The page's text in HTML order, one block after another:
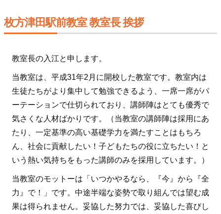
枚方津田駅前教室 教室長 挨拶
教室長の入江と申します。
当教室は、平成31年2月に開校した教室です。教室内は
生徒たちがより集中して勉強できるよう、一席一席がパ
ーテーションで仕切られており、講師陣はとても優秀で
気さくな人材ばかりです。（当教室の講師陣は採用にあ
たり、一定基準の高い基礎学力を満たすことはもちろ
ん、社会に貢献したい！子どもたちの役に立ちたい！と
いう熱い気持ちをもった講師のみを採用しています。）
当教室のモットーは「いつかやるなら、『今』から『全
力』で！」です。中途半端な姿勢で取り組んでは望む成
果は得られません。妥協した努力では、妥協した喜びし